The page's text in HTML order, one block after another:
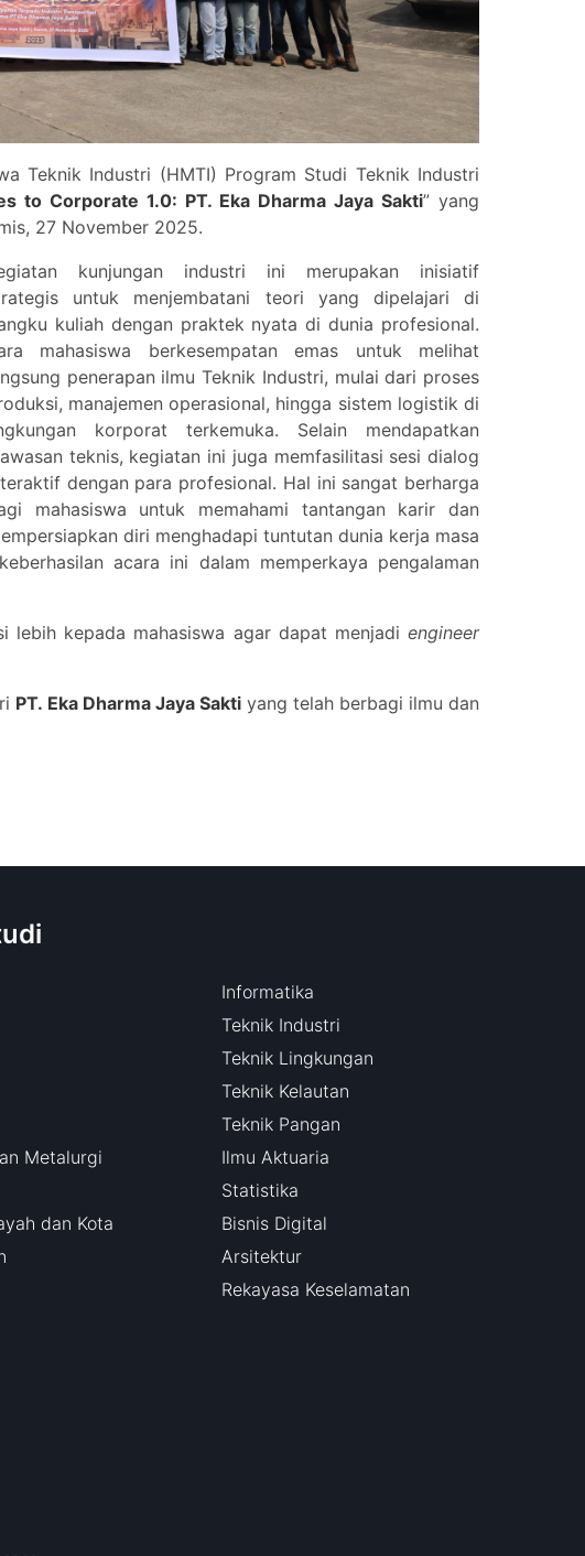
Teknik Industri (HMTI) Program Studi Teknik Industri
to Corporate 1.0: PT. Eka Dharma Jaya Sakti” yang
27 November 2025.
kunjungan industri ini merupakan inisiatif
untuk menjembatani teori yang dipelajari di
kuliah dengan praktek nyata di dunia profesional.
mahasiswa berkesempatan emas untuk melihat
penerapan ilmu Teknik Industri, mulai dari proses
manajemen operasional, hingga sistem logistik di
korporat terkemuka. Selain mendapatkan
teknis, kegiatan ini juga memfasilitasi sesi dialog
dengan para profesional. Hal ini sangat berharga
mahasiswa untuk memahami tantangan karir dan
diri menghadapi tuntutan dunia kerja masa
acara ini dalam memperkaya pengalaman
lebih kepada mahasiswa agar dapat menjadi engineer
PT. Eka Dharma Jaya Saktiyang telah berbagi ilmu dan
Metalurgi
dan Kota
Informatika
Teknik Industri
Teknik Lingkungan
Teknik Kelautan
Teknik Pangan
Ilmu Aktuaria
Statistika
Bisnis Digital
Arsitektur
Rekayasa Keselamatan